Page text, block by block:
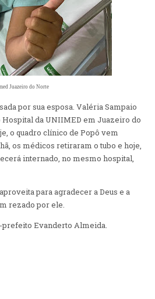
Juazeiro do Norte
por sua esposa. Valéria Sampaio
da UNIIMED em Juazeiro do
o quadro clínico de Popô vem
os médicos retiraram o tubo e hoje,
internado, no mesmo hospital,
para agradecer a Deus e a
rezado por ele.
Evanderto Almeida.